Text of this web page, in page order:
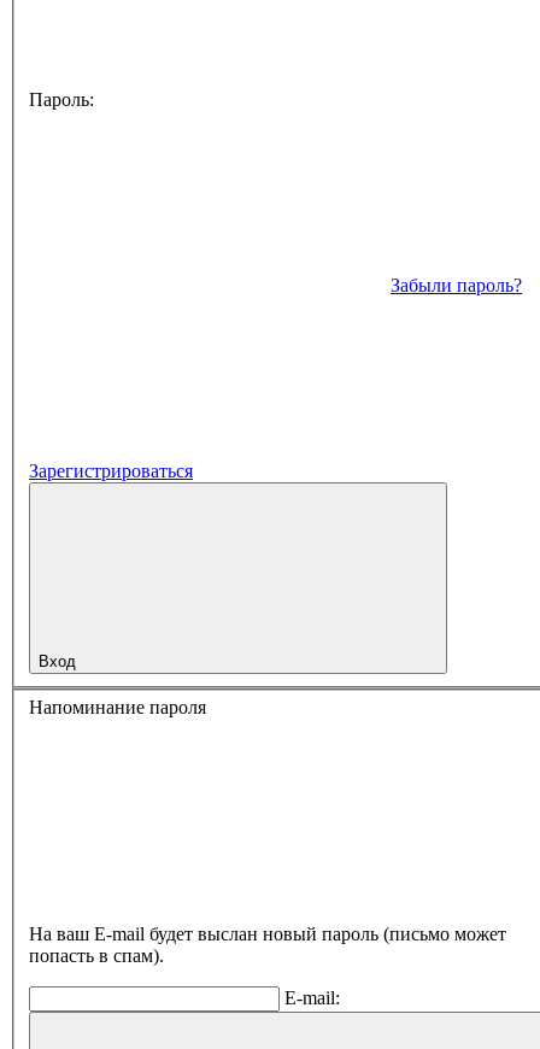
Пароль:
Забыли пароль?
Зарегистрироваться
Вход
Напоминание пароля
На ваш E-mail будет выслан новый пароль (письмо может
попасть в спам).
E-mail: